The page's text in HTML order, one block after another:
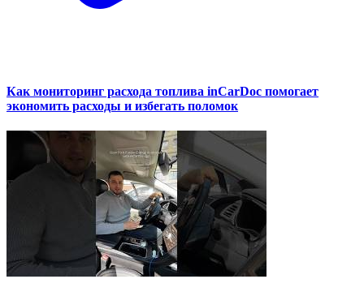
Как мониторинг расхода топлива inCarDoc помогает
экономить расходы и избегать поломок